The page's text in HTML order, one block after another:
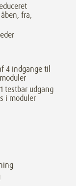
fra,
4 indgange til
testbar udgang
i moduler